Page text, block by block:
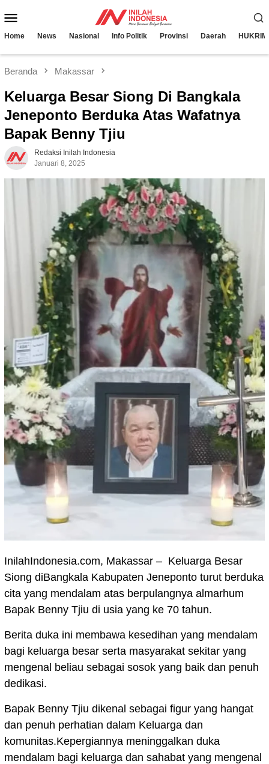
ke
Mobile
Home News Nasional Info Politik Provinsi Daerah HUKRIM
Beranda Makassar
Keluarga Besar Siong Di Bangkala
Jeneponto Berduka Atas Wafatnya
Bapak Benny Tjiu
Redaksi Inilah Indonesia
Januari 8, 2025
InilahIndonesia.com, Makassar – Keluarga Besar
Siong diBangkala Kabupaten Jeneponto turut berduka
cita yang mendalam atas berpulangnya almarhum
Bapak Benny Tjiu di usia yang ke 70 tahun.
Berita duka ini membawa kesedihan yang mendalam
bagi keluarga besar serta masyarakat sekitar yang
mengenal beliau sebagai sosok yang baik dan penuh
dedikasi.
Bapak Benny Tjiu dikenal sebagai figur yang hangat
dan penuh perhatian dalam Keluarga dan
komunitas.Kepergiannya meninggalkan duka
mendalam bagi keluarga dan sahabat yang mengenal